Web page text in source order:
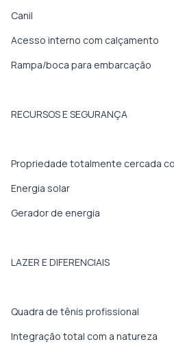
Canil
Acesso interno com calçamento
Rampa/boca para embarcação
RECURSOS E SEGURANÇA
Propriedade totalmente cercada
Energia solar
Gerador de energia
LAZER E DIFERENCIAIS
Quadra de tênis profissional
Integração total com a natureza